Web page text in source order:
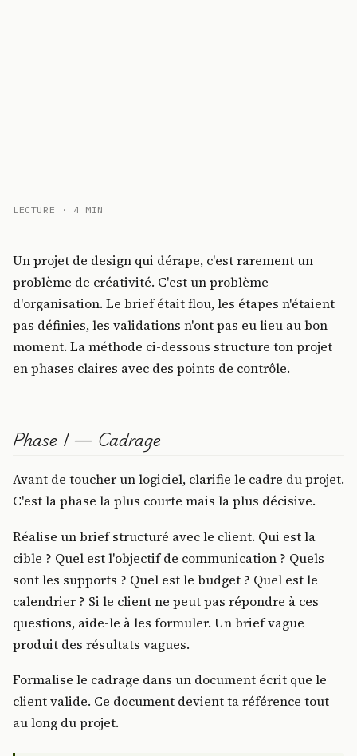
LECTURE · 4 MIN
Un projet de design qui dérape, c'est rarement un
problème de créativité. C'est un problème
d'organisation. Le brief était flou, les étapes n'étaient
pas définies, les validations n'ont pas eu lieu au bon
moment. La méthode ci-dessous structure ton projet
en phases claires avec des points de contrôle.
Phase 1 — Cadrage
Avant de toucher un logiciel, clarifie le cadre du projet.
C'est la phase la plus courte mais la plus décisive.
Réalise un brief structuré avec le client. Qui est la
cible ? Quel est l'objectif de communication ? Quels
sont les supports ? Quel est le budget ? Quel est le
calendrier ? Si le client ne peut pas répondre à ces
questions, aide-le à les formuler. Un brief vague
produit des résultats vagues.
Formalise le cadrage dans un document écrit que le
client valide. Ce document devient ta référence tout
au long du projet.